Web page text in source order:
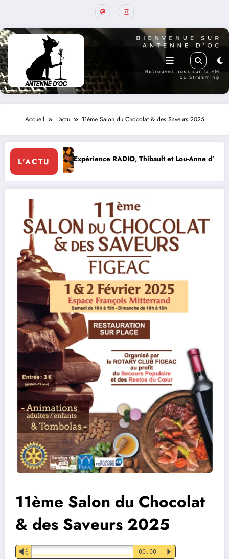
Accueil L'actu 11ème Salon du Chocolat & des Saveurs 2025
L'ACTU
RADIO, Thibault et Lou-Anne d’Olmeto Expo Forum
11ème Salon du Chocolat
& des Saveurs 2025
Vm 00:00 P